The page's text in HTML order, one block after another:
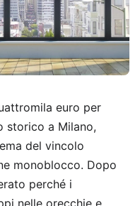
euro per
storico a Milano,
del vincolo
monoblocco. Dopo
perché i